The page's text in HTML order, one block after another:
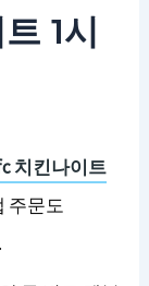
1시
치킨나이트
주문도